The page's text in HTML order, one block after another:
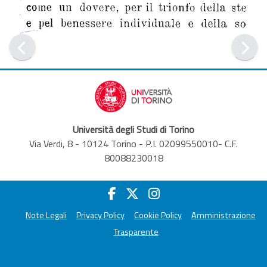
Università degli Studi di Torino
Via Verdi, 8 - 10124 Torino - P.I. 02099550010- C.F.
80088230018
Note Legali Privacy Policy Cookie Policy
Amministrazione
Trasparente